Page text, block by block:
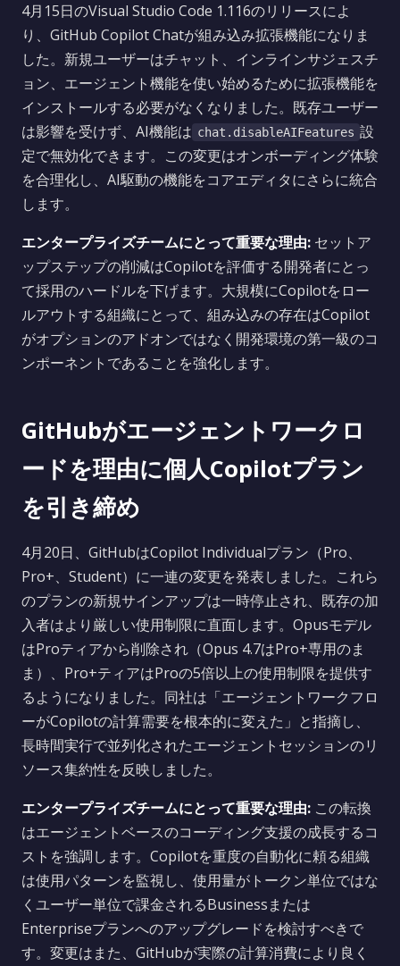
4月15日のVisual Studio Code 1.116のリリースによ
り、GitHub Copilot Chatが組み込み拡張機能になりま
した。新規ユーザーはチャット、インラインサジェスチ
ョン、エージェント機能を使い始めるために拡張機能を
インストールする必要がなくなりました。既存ユーザー
は影響を受けず、AI機能は chat.disableAIFeatures 設
定で無効化できます。この変更はオンボーディング体験
を合理化し、AI駆動の機能をコアエディタにさらに統合
します。
エンタープライズチームにとって重要な理由: セットア
ップステップの削減はCopilotを評価する開発者にとっ
て採用のハードルを下げます。大規模にCopilotをロー
ルアウトする組織にとって、組み込みの存在はCopilot
がオプションのアドオンではなく開発環境の第一級のコ
ンポーネントであることを強化します。
GitHubがエージェントワークロ
ードを理由に個人Copilotプラン
を引き締め
4月20日、GitHubはCopilot Individualプラン（Pro、
Pro+、Student）に一連の変更を発表しました。これら
のプランの新規サインアップは一時停止され、既存の加
入者はより厳しい使用制限に直面します。Opusモデル
はProティアから削除され（Opus 4.7はPro+専用のま
ま）、Pro+ティアはProの5倍以上の使用制限を提供す
るようになりました。同社は「エージェントワークフロ
ーがCopilotの計算需要を根本的に変えた」と指摘し、
長時間実行で並列化されたエージェントセッションのリ
ソース集約性を反映しました。
エンタープライズチームにとって重要な理由: この転換
はエージェントベースのコーディング支援の成長するコ
ストを強調します。Copilotを重度の自動化に頼る組織
は使用パターンを監視し、使用量がトークン単位ではな
くユーザー単位で課金されるBusinessまたは
Enterpriseプランへのアップグレードを検討すべきで
す。変更はまた、GitHubが実際の計算消費により良く